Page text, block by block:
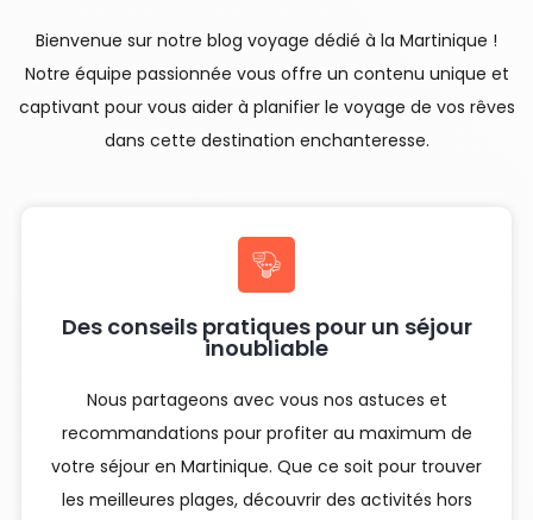
Bienvenue sur notre blog voyage dédié à la Martinique !
Notre équipe passionnée vous offre un contenu unique et
captivant pour vous aider à planifier le voyage de vos rêves
dans cette destination enchanteresse.
Des conseils pratiques pour un séjour
inoubliable
Nous partageons avec vous nos astuces et
recommandations pour profiter au maximum de
votre séjour en Martinique. Que ce soit pour trouver
les meilleures plages, découvrir des activités hors